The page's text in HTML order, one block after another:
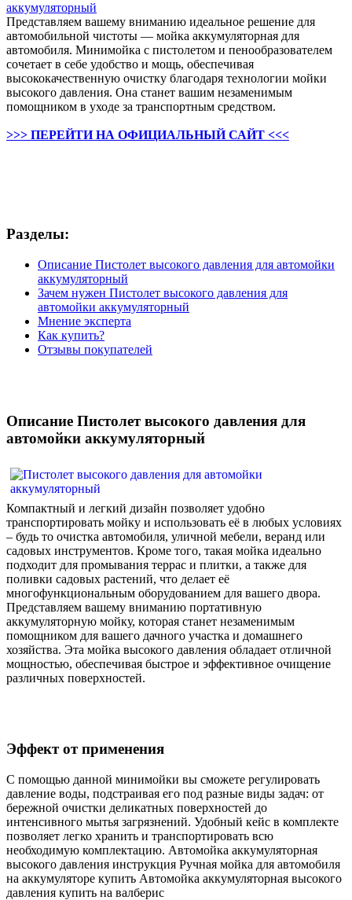
Представляем вашему вниманию идеальное решение для
автомобильной чистоты — мойка аккумуляторная для
автомобиля. Минимойка с пистолетом и пенообразователем
сочетает в себе удобство и мощь, обеспечивая
высококачественную очистку благодаря технологии мойки
высокого давления. Она станет вашим незаменимым
помощником в уходе за транспортным средством.
>>> ПЕРЕЙТИ НА ОФИЦИАЛЬНЫЙ САЙТ <<<
Разделы:
Описание Пистолет высокого давления для автомойки
аккумуляторный
Зачем нужен Пистолет высокого давления для
автомойки аккумуляторный
Мнение эксперта
Как купить?
Отзывы покупателей
Описание Пистолет высокого давления для
автомойки аккумуляторный
Компактный и легкий дизайн позволяет удобно
транспортировать мойку и использовать её в любых условиях
– будь то очистка автомобиля, уличной мебели, веранд или
садовых инструментов. Кроме того, такая мойка идеально
подходит для промывания террас и плитки, а также для
поливки садовых растений, что делает её
многофункциональным оборудованием для вашего двора.
Представляем вашему вниманию портативную
аккумуляторную мойку, которая станет незаменимым
помощником для вашего дачного участка и домашнего
хозяйства. Эта мойка высокого давления обладает отличной
мощностью, обеспечивая быстрое и эффективное очищение
различных поверхностей.
Эффект от применения
С помощью данной минимойки вы сможете регулировать
давление воды, подстраивая его под разные виды задач: от
бережной очистки деликатных поверхностей до
интенсивного мытья загрязнений. Удобный кейс в комплекте
позволяет легко хранить и транспортировать всю
необходимую комплектацию. Автомойка аккумуляторная
высокого давления инструкция Ручная мойка для автомобиля
на аккумуляторе купить Автомойка аккумуляторная высокого
давления купить на валберис